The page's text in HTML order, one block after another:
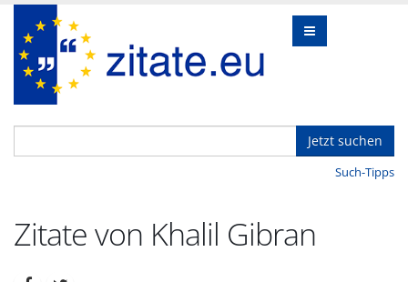
Jetzt suchen
Such-Tipps
Zitate von Khalil Gibran